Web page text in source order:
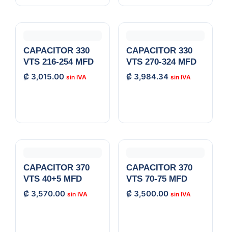
CAPACITOR 330
VTS 216-254 MFD
₡ 3,015.00
CAPACITOR 330
VTS 270-324 MFD
₡ 3,984.34
CAPACITOR 370
VTS 40+5 MFD
₡ 3,570.00
CAPACITOR 370
VTS 70-75 MFD
₡ 3,500.00